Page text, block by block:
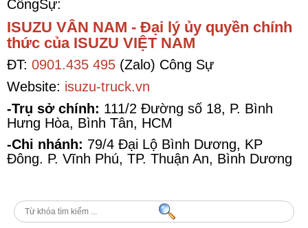
CôngSự:
ISUZU VÂN NAM - Đại lý ủy quyền chính
thức của ISUZU VIỆT NAM
ĐT: 0901.435 495 (Zalo) Công Sự
Website: isuzu-truck.vn
-Trụ sở chính: 111/2 Đường số 18, P. Bình
Hưng Hòa, Bình Tân, HCM
-Chi nhánh: 79/4 Đại Lộ Bình Dương, KP
Đông. P. Vĩnh Phú, TP. Thuận An, Bình Dương